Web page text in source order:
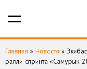
Главная » Новости »
ралли-спринта «Самурык-